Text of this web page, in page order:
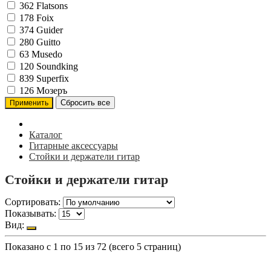
362 Flatsons
178 Foix
374 Guider
280 Guitto
63 Musedo
120 Soundking
839 Superfix
126 Мозеръ
Каталог
Гитарные аксессуары
Стойки и держатели гитар
Стойки и держатели гитар
Сортировать:
Показывать:
Вид:
Показано с 1 по 15 из 72 (всего 5 страниц)